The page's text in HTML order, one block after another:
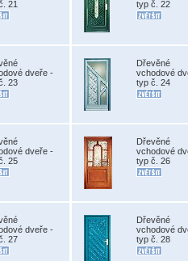
21
typ č. 22
dveře -
23
Dřevěné
vchodové
typ č. 24
dveře -
25
Dřevěné
vchodové
typ č. 26
dveře -
27
Dřevěné
vchodové
typ č. 28